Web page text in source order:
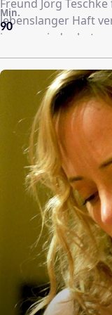
Freund Jörg
lebenslanger Haft
immer wieder beteuert hat. 27 Jahre
inzwischen
der U-Bahn
damals schwer
wahren Täter weiß.
stürzt Teschke
bewusstlos ins
90
Min.